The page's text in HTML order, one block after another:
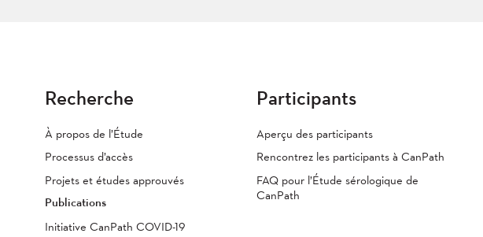
Recherche
À propos de l’Étude
Processus d’accès
Projets et études approuvés
Publications
Initiative CanPath COVID-19
Participants
Aperçu des participants
Rencontrez les participants à CanPath
FAQ pour l’Étude sérologique de
CanPath